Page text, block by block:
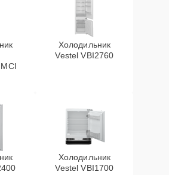
Холодильник
Vestel VBI2760
Холодильник
Vestel VBI1700